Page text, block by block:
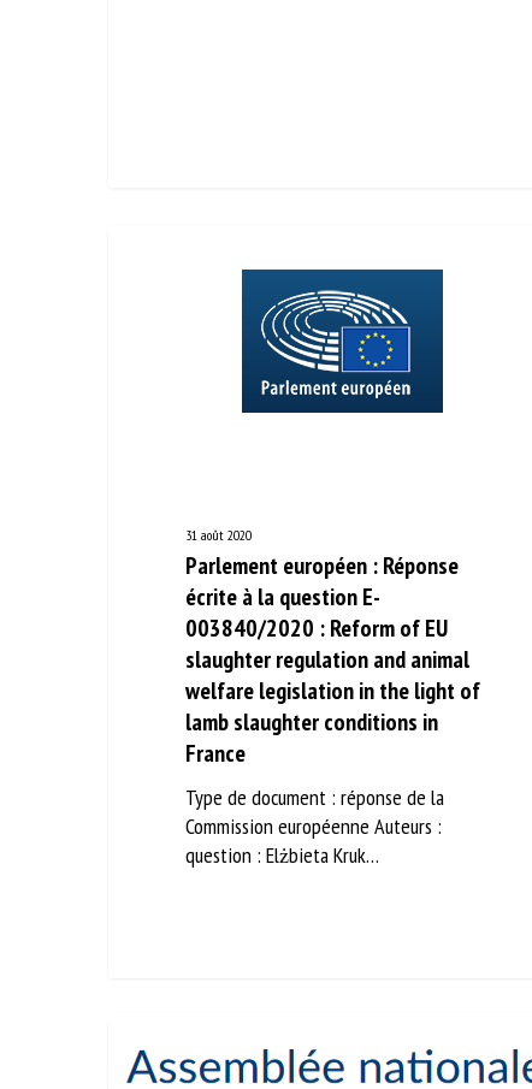
31 août 2020
Parlement européen : Réponse
écrite à la question E-
003840/2020 : Reform of EU
slaughter regulation and animal
welfare legislation in the light of
lamb slaughter conditions in
France
Type de document : réponse de la
Commission européenne Auteurs :
question : Elżbieta Kruk…